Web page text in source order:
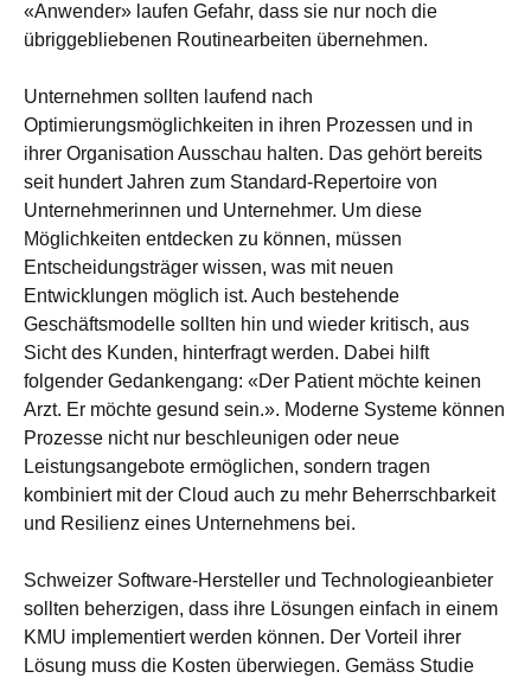
«Anwender» laufen Gefahr, dass sie nur noch die
übriggebliebenen Routinearbeiten übernehmen.
Unternehmen sollten laufend nach
Optimierungsmöglichkeiten in ihren Prozessen und in
ihrer Organisation Ausschau halten. Das gehört bereits
seit hundert Jahren zum Standard-Repertoire von
Unternehmerinnen und Unternehmer. Um diese
Möglichkeiten entdecken zu können, müssen
Entscheidungsträger wissen, was mit neuen
Entwicklungen möglich ist. Auch bestehende
Geschäftsmodelle sollten hin und wieder kritisch, aus
Sicht des Kunden, hinterfragt werden. Dabei hilft
folgender Gedankengang: «Der Patient möchte keinen
Arzt. Er möchte gesund sein.». Moderne Systeme können
Prozesse nicht nur beschleunigen oder neue
Leistungsangebote ermöglichen, sondern tragen
kombiniert mit der Cloud auch zu mehr Beherrschbarkeit
und Resilienz eines Unternehmens bei.
Schweizer Software-Hersteller und Technologieanbieter
sollten beherzigen, dass ihre Lösungen einfach in einem
KMU implementiert werden können. Der Vorteil ihrer
Lösung muss die Kosten überwiegen. Gemäss Studie